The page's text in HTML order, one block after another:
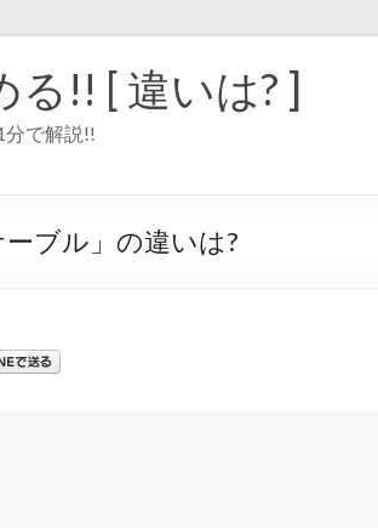
る!! [ 違いは? ]
分で解説!!
ーブル」の違いは?